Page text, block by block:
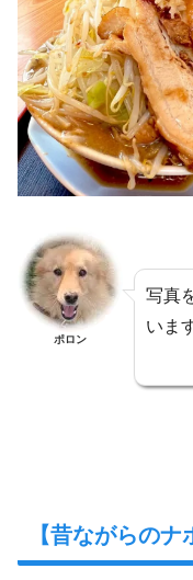
ポロン
写真
いま
【昔ながらのナ